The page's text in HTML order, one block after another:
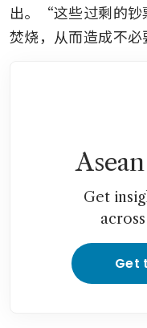
出。“这些过剩的钞
焚烧，从而造成不必
Get
Get